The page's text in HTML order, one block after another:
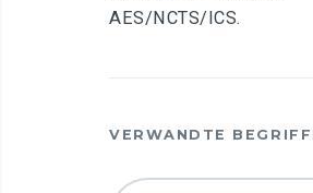
AES/NCTS/ICS.
VERWANDTE